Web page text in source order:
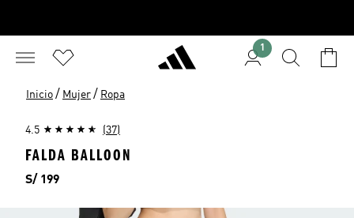
1
Inicio / Mujer / Ropa
4.5 (37)
FALDA BALLOON
Precio
S/ 199